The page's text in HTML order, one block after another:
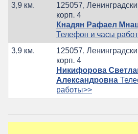
3,9 км.
125057,
корп. 4
Кнадян Рафаел
Телефон и часы
3,9 км.
125057,
корп. 4
Никифорова
Александровна
работы>>